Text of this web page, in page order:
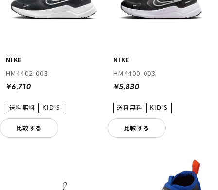
ムラサキスポーツ 公式アプリ
ポイント・クーポンもこのアプリで！
NIKE
HM4402-003
¥6,710
比較する
NIKE
HM4400-003
¥5,830
比較する